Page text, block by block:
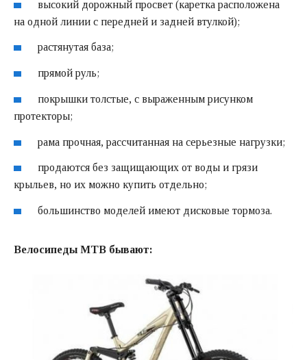
высокий дорожный просвет (каретка расположена
на одной линии с передней и задней втулкой);
растянутая база;
прямой руль;
покрышки толстые, с выраженным рисунком
протекторы;
рама прочная, рассчитанная на серьезные нагрузки;
продаются без защищающих от воды и грязи
крыльев, но их можно купить отдельно;
большинство моделей имеют дисковые тормоза.
Велосипеды MTB бывают: